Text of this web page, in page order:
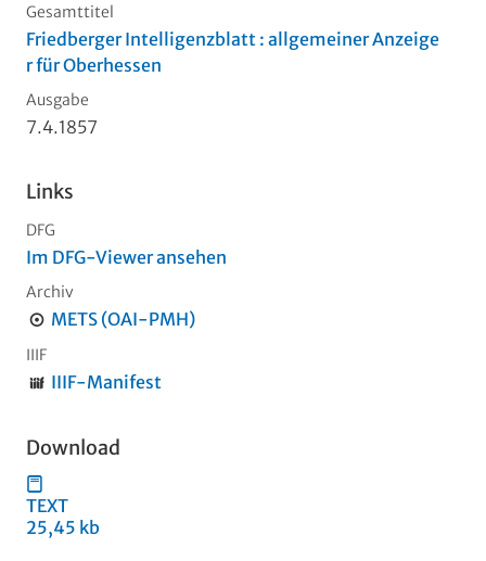
Gesamttitel
Friedberger Intelligenzblatt : allgemeiner Anzeige
r für Oberhessen
Ausgabe
7.4.1857
Links
DFG
Im DFG-Viewer ansehen
Archiv
METS (OAI-PMH)
IIIF
IIIF-Manifest
Download
TEXT
25,45 kb